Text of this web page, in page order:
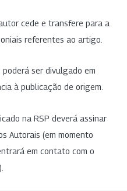
cede e transfere para a
referentes ao artigo.
ser divulgado em
à publicação de origem.
na RSP deverá assinar
Autorais (em momento
em contato com o